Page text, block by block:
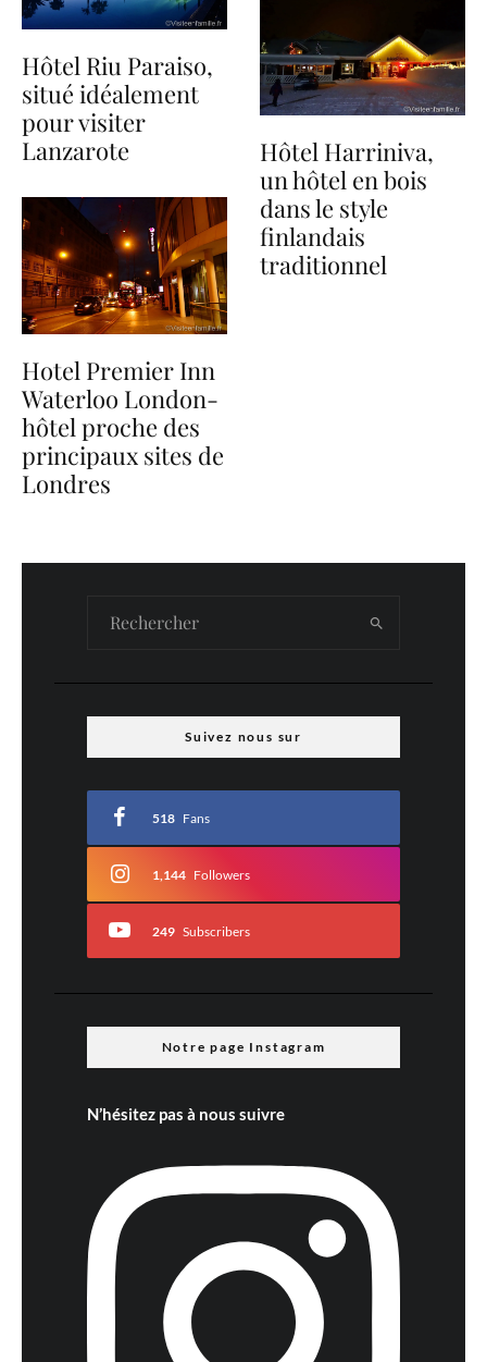
Hôtel Riu Paraiso,
situé idéalement
pour visiter
Lanzarote
Hotel Premier Inn
Waterloo London-
hôtel proche des
principaux sites de
Londres
Hôtel Harriniva,
un hôtel en bois
dans le style
finlandais
traditionnel
Suivez nous sur
518 Fans
1,144 Followers
249 Subscribers
Notre page Instagram
N’hésitez pas à nous suivre